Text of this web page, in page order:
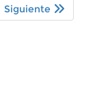
Siguiente